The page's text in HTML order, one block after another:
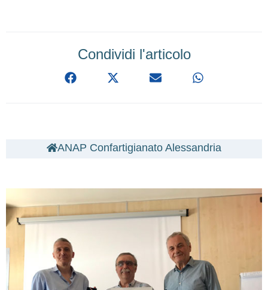
Condividi l'articolo
ANAP Confartigianato Alessandria